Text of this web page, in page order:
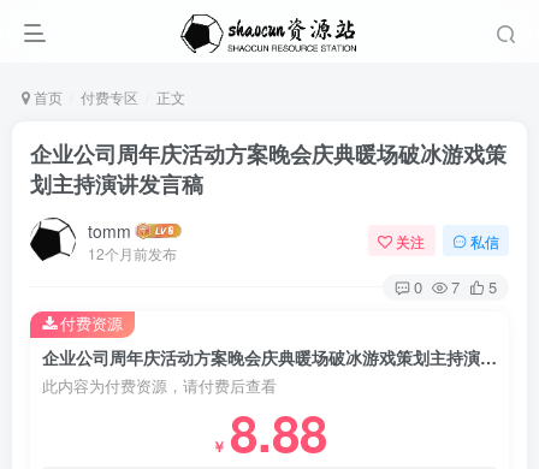
首页 付费专区 正文
企业公司周年庆活动方案晚会庆典暖场破冰游戏策
划主持演讲发言稿
tomm
12个月前发布
关注 私信
0 7 5
企业公司周年庆活动方案晚会庆典暖场破冰游戏策划主持演讲发言稿
此内容为付费资源，请付费后查看
￥ 8.88
付费资源